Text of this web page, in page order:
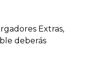
Extras,
deberás